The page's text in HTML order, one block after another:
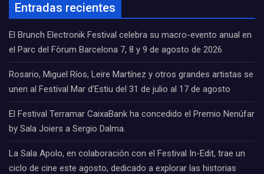
Entradas recientes
El Brunch Electronik Festival celebra su macro-evento anual en
el Parc del Fòrum Barcelona 7, 8 y 9 de agosto de 2026
Rosario, Miguel Ríos, Leire Martínez y otros grandes artistas se
unen al Festival Mar d’Estiu del 31 de julio al 17 de agosto
El Festival Terramar CaixaBank ha concedido el Premio Nenúfar
by Sala Joiers a Sergio Dalma.
La Sala Apolo, en colaboración con el Festival In-Edit, trae un
ciclo de cine este agosto, dedicado a explorar las historias